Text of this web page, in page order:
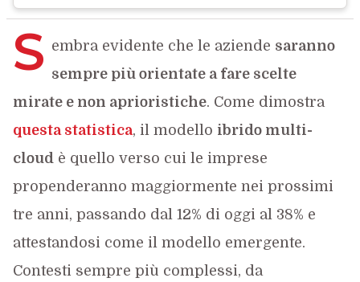
S embra evidente che le aziende saranno
sempre più orientate a fare scelte
mirate e non aprioristiche. Come dimostra
questa statistica, il modello ibrido multi-
cloudè quello verso cui le imprese
propenderanno maggiormente nei prossimi
tre anni, passando dal 12% di oggi al 38% e
attestandosi come il modello emergente.
Contesti sempre più complessi, da